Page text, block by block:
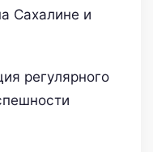
Сахалине и
регулярного